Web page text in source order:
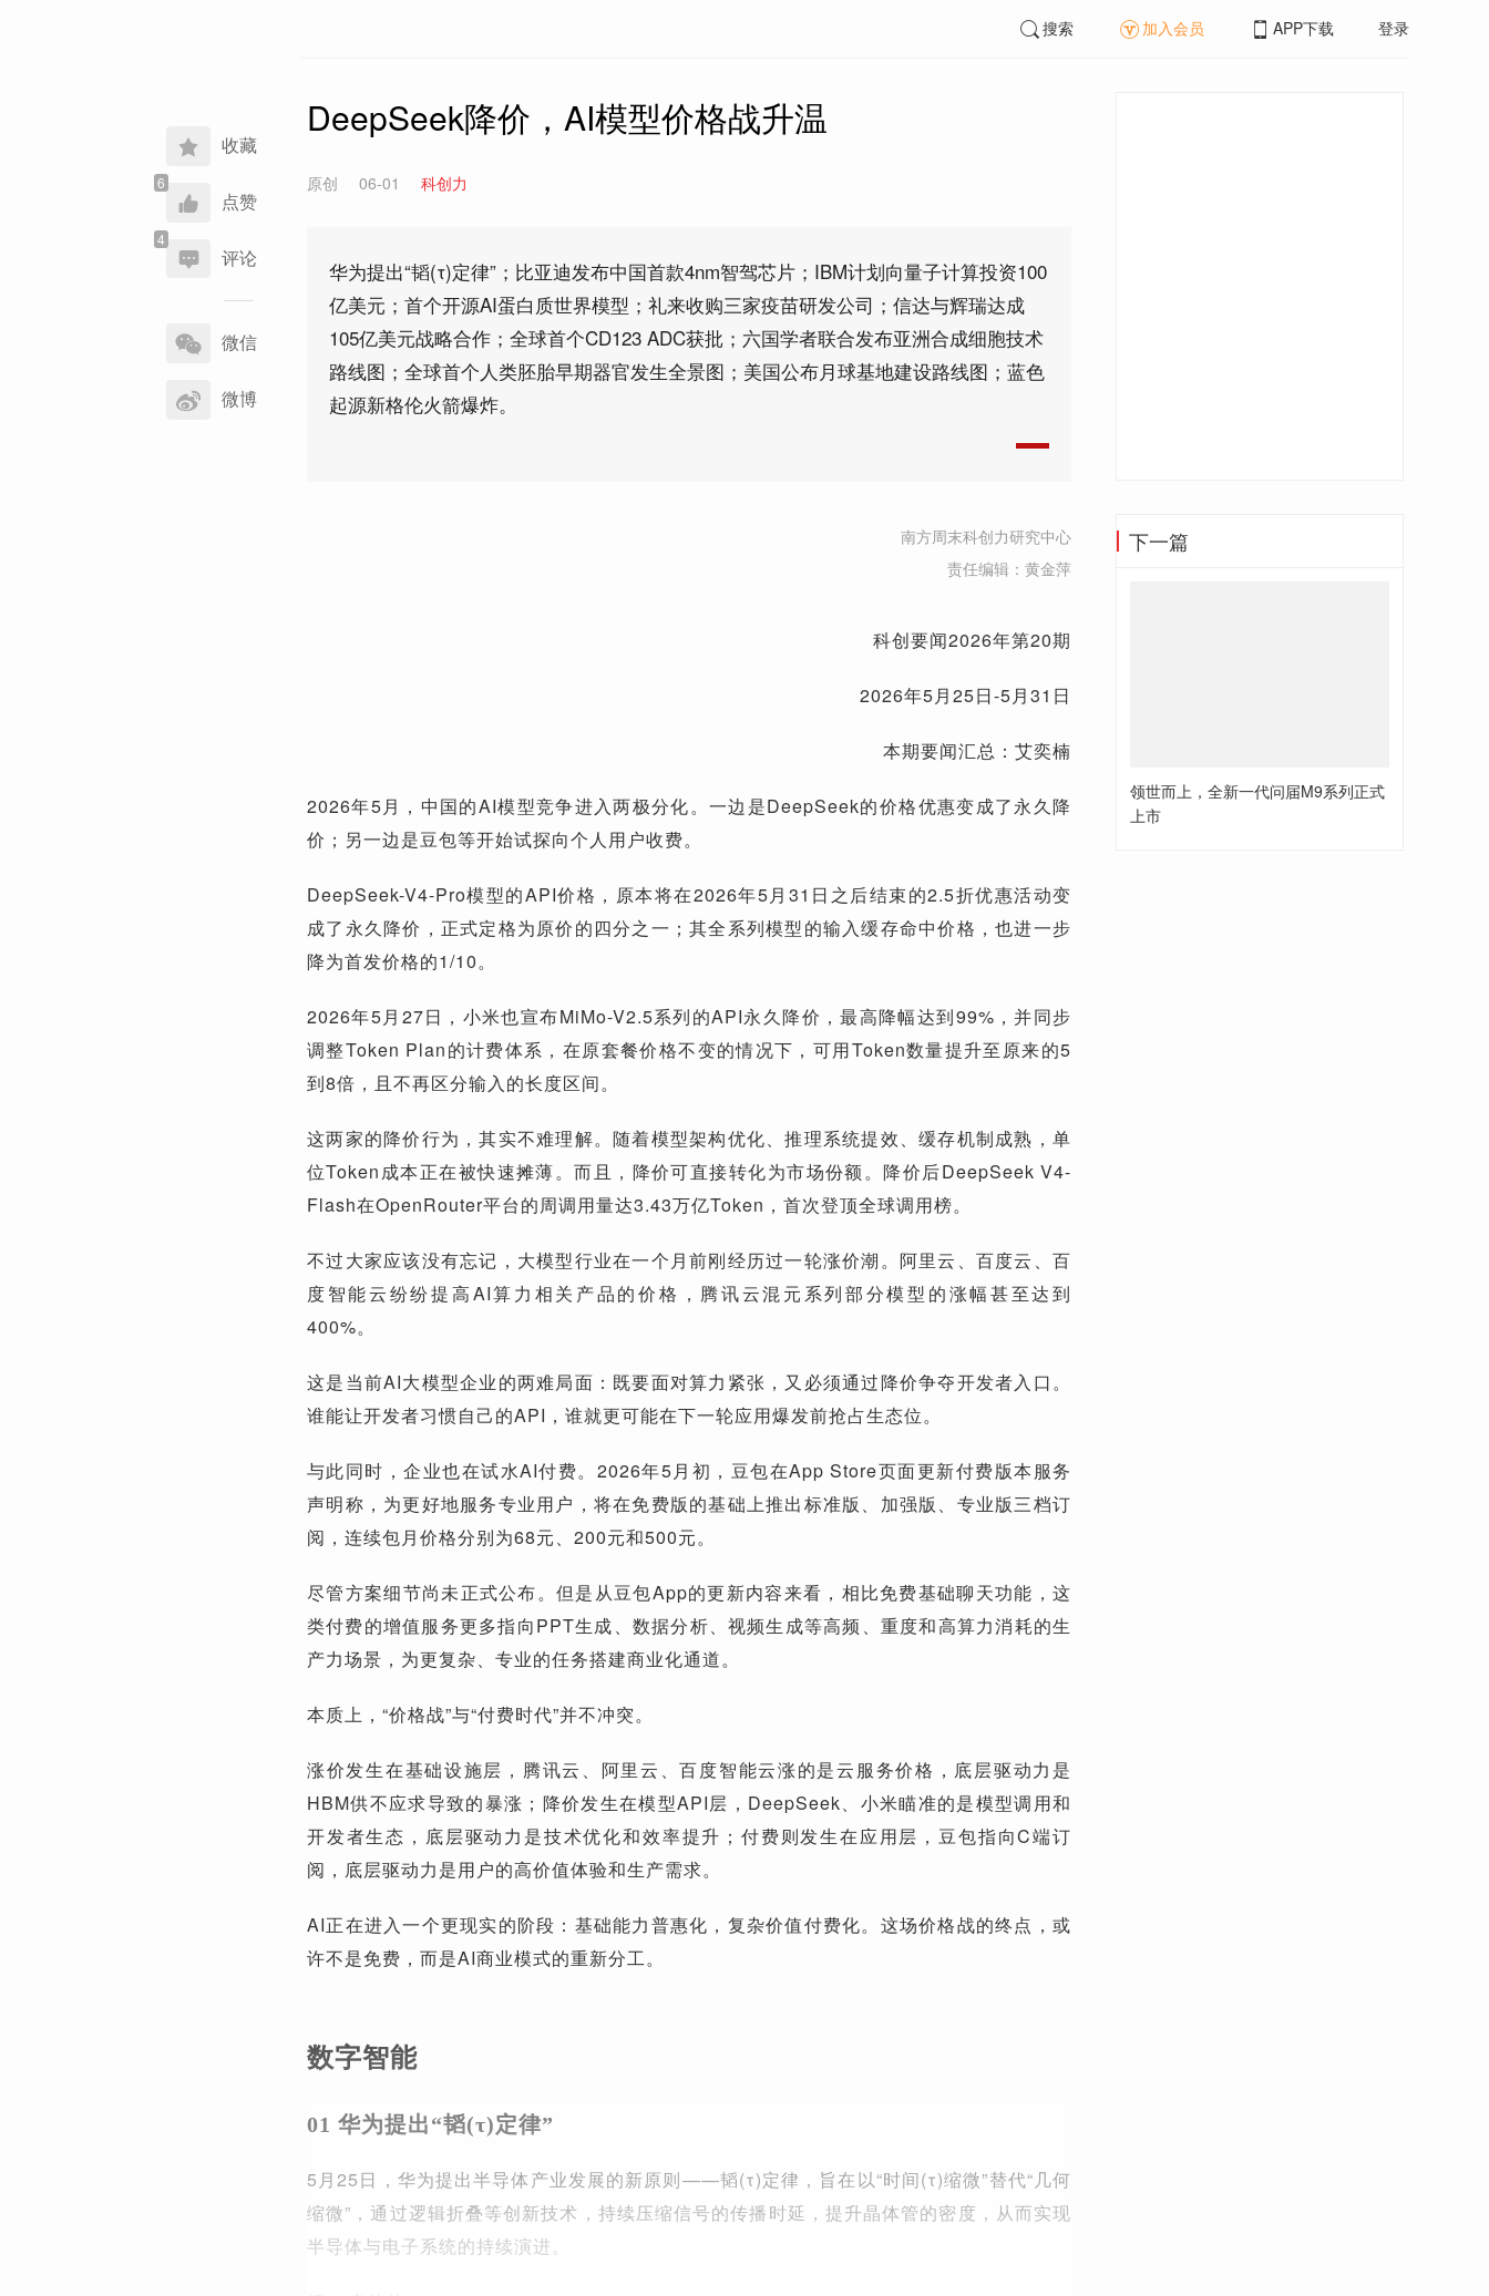
收藏
点赞
评论
享
到
微信
微博
搜索 加入会员 APP下载 登录
DeepSeek降价，AI模型价格战升温
原创 06-01 科创力
华为提出“韬(τ)定律”；比亚迪发布中国首款4nm智驾芯片；IBM计划向量子计算投资100
亿美元；首个开源AI蛋白质世界模型；礼来收购三家疫苗研发公司；信达与辉瑞达成
105亿美元战略合作；全球首个CD123 ADC获批；六国学者联合发布亚洲合成细胞技术
路线图；全球首个人类胚胎早期器官发生全景图；美国公布月球基地建设路线图；蓝色
起源新格伦火箭爆炸。
南方周末科创力研究中心
责任编辑：黄金萍
科创要闻2026年第20期
2026年5月25日-5月31日
本期要闻汇总：艾奕楠
2026年5月，中国的AI模型竞争进入两极分化。一边是DeepSeek的价格优惠变成了永久降
价；另一边是豆包等开始试探向个人用户收费。
DeepSeek-V4-Pro模型的API价格，原本将在2026年5月31日之后结束的2.5折优惠活动变
成了永久降价，正式定格为原价的四分之一；其全系列模型的输入缓存命中价格，也进一步
降为首发价格的1/10。
2026年5月27日，小米也宣布MiMo-V2.5系列的API永久降价，最高降幅达到99%，并同步
调整Token Plan的计费体系，在原套餐价格不变的情况下，可用Token数量提升至原来的5
到8倍，且不再区分输入的长度区间。
这两家的降价行为，其实不难理解。随着模型架构优化、推理系统提效、缓存机制成熟，单
位Token成本正在被快速摊薄。而且，降价可直接转化为市场份额。降价后DeepSeek V4-
Flash在OpenRouter平台的周调用量达3.43万亿Token，首次登顶全球调用榜。
不过大家应该没有忘记，大模型行业在一个月前刚经历过一轮涨价潮。阿里云、百度云、百
度智能云纷纷提高AI算力相关产品的价格，腾讯云混元系列部分模型的涨幅甚至达到
400%。
这是当前AI大模型企业的两难局面：既要面对算力紧张，又必须通过降价争夺开发者入口。
谁能让开发者习惯自己的API，谁就更可能在下一轮应用爆发前抢占生态位。
与此同时，企业也在试水AI付费。2026年5月初，豆包在App Store页面更新付费版本服务
声明称，为更好地服务专业用户，将在免费版的基础上推出标准版、加强版、专业版三档订
阅，连续包月价格分别为68元、200元和500元。
尽管方案细节尚未正式公布。但是从豆包App的更新内容来看，相比免费基础聊天功能，这
类付费的增值服务更多指向PPT生成、数据分析、视频生成等高频、重度和高算力消耗的生
产力场景，为更复杂、专业的任务搭建商业化通道。
本质上，“价格战”与“付费时代”并不冲突。
涨价发生在基础设施层，腾讯云、阿里云、百度智能云涨的是云服务价格，底层驱动力是
HBM供不应求导致的暴涨；降价发生在模型API层，DeepSeek、小米瞄准的是模型调用和
开发者生态，底层驱动力是技术优化和效率提升；付费则发生在应用层，豆包指向C端订
阅，底层驱动力是用户的高价值体验和生产需求。
AI正在进入一个更现实的阶段：基础能力普惠化，复杂价值付费化。这场价格战的终点，或
许不是免费，而是AI商业模式的重新分工。
数字智能
01 华为提出“韬(τ)定律”
5月25日，华为提出半导体产业发展的新原则——韬(τ)定律，旨在以“时间(τ)缩微”替代“几何
缩微”，通过逻辑折叠等创新技术，持续压缩信号的传播时延，提升晶体管的密度，从而实现
半导体与电子系统的持续演进。
下一篇
领世而上，全新一代问届M9系列正式
上市